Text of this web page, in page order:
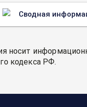
Сводная
носит
кодекса РФ.